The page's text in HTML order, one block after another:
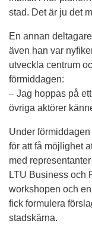
stad. Det är ju det
En annan
även han var
utveckla centrum
förmiddagen:
– Jag hoppas på
övriga aktörer
Under
för att få möjlighet
med
LTU Business och
workshopen och
fick formulera
stadskärna.